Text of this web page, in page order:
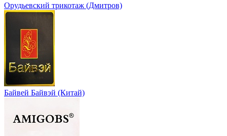
Орудьевский трикотаж (Дмитров)
Байвей Байвэй (Китай)